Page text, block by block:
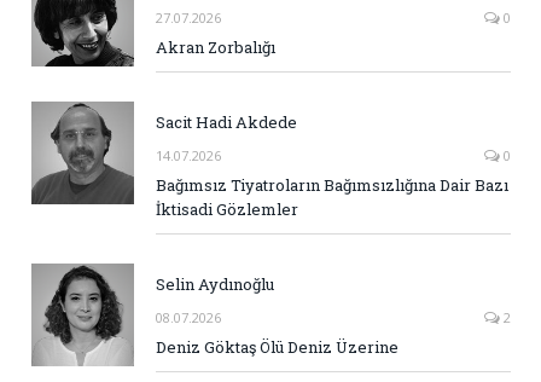
27.07.2026 0
Akran Zorbalığı
Sacit Hadi Akdede
14.07.2026 0
Bağımsız Tiyatroların Bağımsızlığına Dair Bazı
İktisadi Gözlemler
Selin Aydınoğlu
08.07.2026 2
Deniz Göktaş Ölü Deniz Üzerine